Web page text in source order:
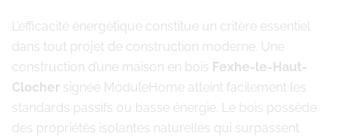
L’efficacité énergétique constitue un critère essentiel
dans tout projet de construction moderne. Une
construction d’une maison en bois Fexhe-le-Haut-
Clocher signée ModuleHome atteint facilement les
standards passifs ou basse énergie. Le bois possède
des propriétés isolantes naturelles qui surpassent